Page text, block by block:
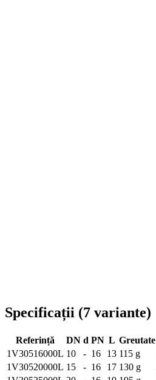
Specificații (7 variante)
Referință DN d PN L Greutate
1V30516000L 10 - 16 13 115 g
1V30520000L 15 - 16 17 130 g